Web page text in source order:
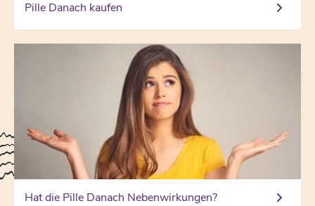
Pille Danach kaufen
Hat die Pille Danach Nebenwirkungen?